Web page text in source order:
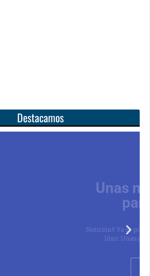
Destacamos
matemáticas
Ya se puede adquirir nuestro segundo